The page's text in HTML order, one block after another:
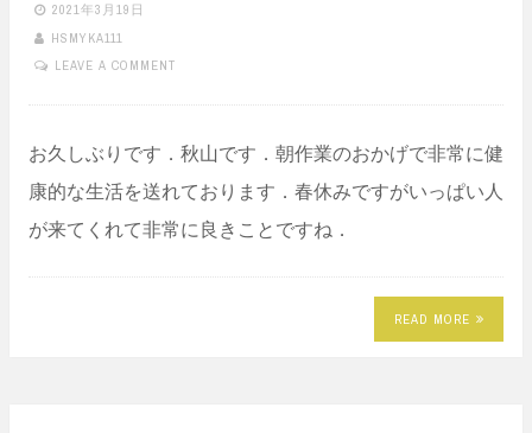
2021年3月19日
HSMYKA111
LEAVE A COMMENT
お久しぶりです．秋山です．朝作業のおかげで非常に健
康的な生活を送れております．春休みですがいっぱい人
が来てくれて非常に良きことですね．
READ MORE